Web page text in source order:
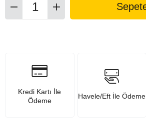
Kredi Kartı İle
Ödeme
Havele/Eft İle Ödeme